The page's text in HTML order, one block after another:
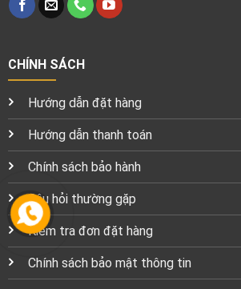
CHÍNH SÁCH
Hướng dẫn đặt hàng
Hướng dẫn thanh toán
Chính sách bảo hành
Câu hỏi thường gặp
Kiểm tra đơn đặt hàng
Chính sách bảo mật thông tin